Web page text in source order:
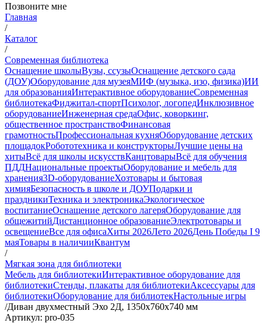
Позвоните мне
Главная
/
Каталог
/
Современная библиотека
Оснащение школыВузы, ссузыОснащение детского сада
(ДОУ)Оборудование для музеяМИФ (музыка, изо, физика)ИИ
для образованияИнтерактивное оборудованиеСовременная
библиотекаФиджитал-спортПсихолог, логопедИнклюзивное
оборудованиеИнженерная средаОфис, коворкинг,
общественное пространствоФинансовая
грамотностьПрофессиональная кухняОборудование детских
площадокРобототехника и конструкторыЛучшие цены на
хитыВсё для школы искусствКанцтоварыВсё для обучения
ПДДНациональные проектыОборудование и мебель для
хранения3D-оборудованиеХозтовары и бытовая
химияБезопасность в школе и ДОУПодарки и
праздникиТехника и электроникаЭкологическое
воспитаниеОснащение детского лагеряОборудование для
общежитийДистанционное образованиеЭлектротовары и
освещениеВсе для офисаХиты 2026Лето 2026День Победы I 9
маяТовары в наличииКвантум
/
Мягкая зона для библиотеки
Мебель для библиотекиИнтерактивное оборудование для
библиотекиСтенды, плакаты для библиотекиАксессуары для
библиотекиОборудование для библиотекНастольные игры
/Диван двухместный Эхо 2Д, 1350х760х740 мм
Артикул: pro-035